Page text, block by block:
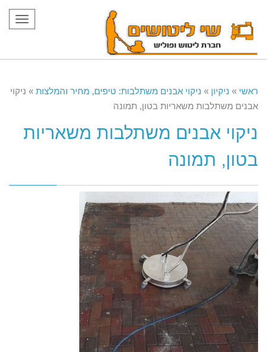
ראשי » ניקיון » ניקוי אבנים משתלבות: טיפים, מחיר והמלצות » ניקוי
אבנים משתלבות משאריות בטון, תמונה
ניקוי אבנים משתלבות משאריות
בטון, תמונה